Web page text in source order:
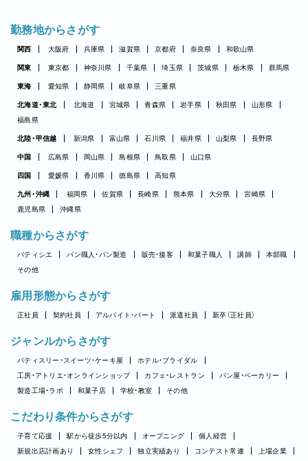
勤務地からさがす
関西 大阪府 兵庫県 滋賀県 京都府 奈良県 和歌山県
関東 東京都 神奈川県 千葉県 埼玉県 茨城県 栃木県 群馬県
東海 愛知県 静岡県 岐阜県 三重県
北海道・東北 北海道 宮城県 青森県 岩手県 秋田県
山形県
福島県
北陸・甲信越 新潟県 富山県 石川県 福井県 山梨県 長野県
中国 広島県 岡山県 島根県 鳥取県 山口県
四国 愛媛県 香川県 徳島県 高知県
九州・沖縄 福岡県 佐賀県 長崎県 熊本県 大分県
宮崎県
鹿児島県
沖縄県
職種からさがす
パティシエ パン職人・パン製造 販売・接客 和菓子職人 講師
本部職
その他
雇用形態からさがす
正社員 契約社員 アルバイト・パート 派遣社員 新卒（正社員）
ジャンルからさがす
パティスリー・スイーツ・ケーキ屋
ホテル・ブライダル
工房・アトリエ・オンラインショップ
カフェ・レストラン
パン屋・ベーカリー
製造工場・ラボ
和菓子店 学校・教室 その他
こだわり条件からさがす
子育て応援 駅から徒歩5分以内 オープニング
個人経営
新規出店計画あり
女性シェフ 独立実績あり コンテスト常連
上場企業